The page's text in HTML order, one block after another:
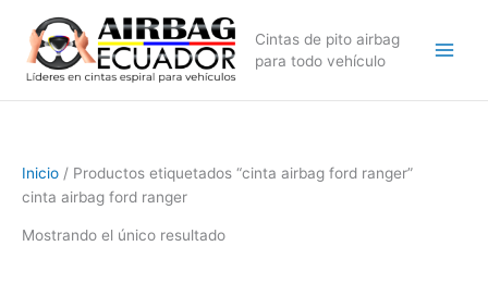
contenido
Cintas de pito airbag
para todo vehículo
Inicio / Productos etiquetados “cinta airbag ford ranger”
cinta airbag ford ranger
Mostrando el único resultado